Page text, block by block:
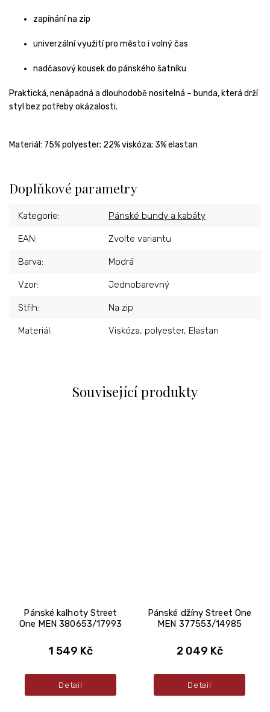
Související produkty
Pánské kalhoty Street
One MEN 380653/17993
1 549 Kč
Detail
Pánské džíny Street One
MEN 377553/14985
2 049 Kč
Detail
zapínání na zip
univerzální využití pro město i volný čas
nadčasový kousek do pánského šatníku
Praktická, nenápadná a dlouhodobě nositelná – bunda, která drží
styl bez potřeby okázalosti.
Materiál: 75% polyester; 22% viskóza; 3% elastan
Doplňkové parametry
Kategorie: Pánské bundy a kabáty
EAN: Zvolte variantu
Barva: Modrá
Vzor: Jednobarevný
Střih: Na zip
Materiál: Viskóza, polyester, Elastan